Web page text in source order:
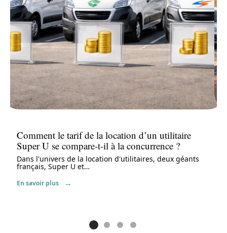
Comment le tarif de la location d’un utilitaire
Super U se compare-t-il à la concurrence ?
Dans l'univers de la location d'utilitaires, deux géants
français, Super U et…
En savoir plus